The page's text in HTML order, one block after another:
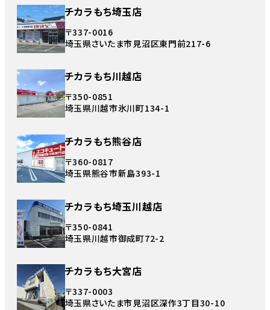
チカラもち埼玉店
〒337-0016
埼玉県さいたま市見沼区東門前217-6
チカラもち川越店
〒350-0851
埼玉県川越市氷川町134-1
チカラもち熊谷店
〒360-0817
埼玉県熊谷市新島393-1
チカラもち埼玉川越店
〒350-0841
埼玉県川越市御成町72-2
チカラもち大宮店
〒337-0003
埼玉県さいたま市見沼区深作3丁目30-10